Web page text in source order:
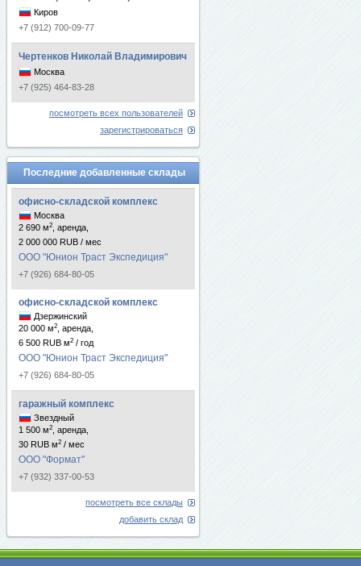
Киров
+7 (912) 700-09-77
Чертенков Николай Владимирович
Москва
+7 (925) 464-83-28
посмотреть всех пользователей
зарегистрироваться
Последние добавленные склады
офисно-складской комплекс
Москва
2 690 м2
, аренда,
2 000 000 RUB / мес
ООО "Юнион Траст Экспедиция"
+7 (926) 684-80-05
офисно-складской комплекс
Дзержинский
20 000 м2
, аренда,
6 500 RUB м2 / год
ООО "Юнион Траст Экспедиция"
+7 (926) 684-80-05
гаражный комплекс
Звездный
1 500 м2
, аренда,
30 RUB м2 / мес
ООО "Формат"
+7 (932) 337-00-53
посмотреть все склады
добавить склад